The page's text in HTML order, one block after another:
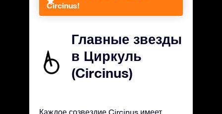
Circinus!
Главные звезды
в Циркуль
(Circinus)